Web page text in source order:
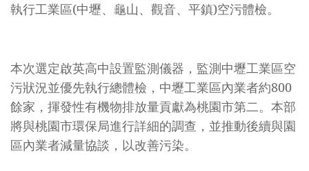
執行工業區(中壢、龜山、觀音、平鎮)空污體檢。
本次選定啟英高中設置監測儀器，監測中壢工業區空
污狀況並優先執行總體檢，中壢工業區內業者約800
餘家，揮發性有機物排放量貢獻為桃園市第二。本部
將與桃園市環保局進行詳細的調查，並推動後續與園
區內業者減量協談，以改善污染。